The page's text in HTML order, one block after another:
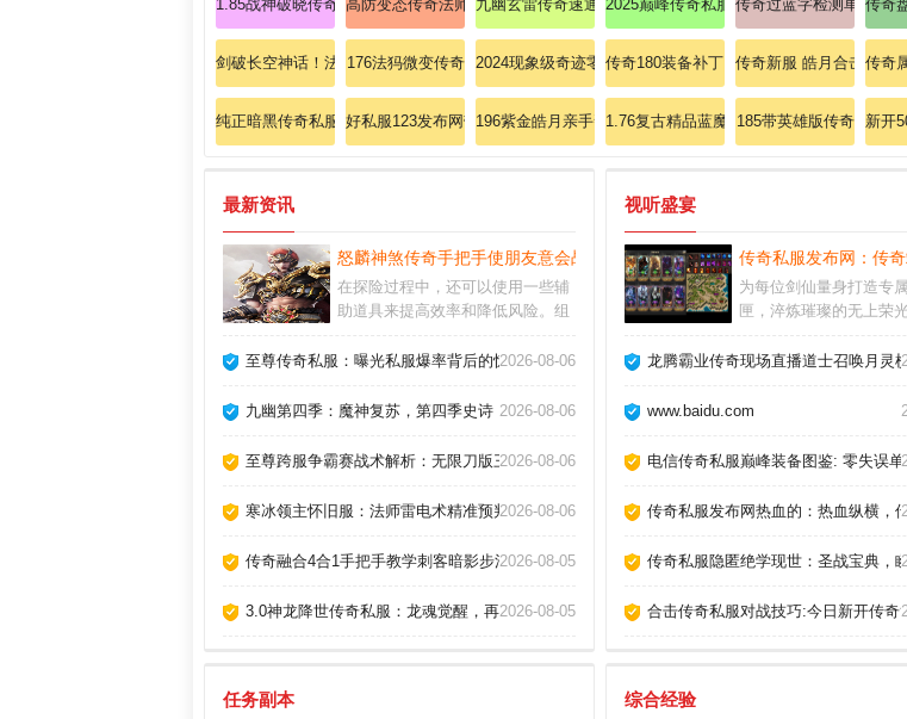
1.85战神破晓传奇私服：经典升级，王者归来，等你征服！
高防变态传奇法师速成手册：流星火雨秒杀祖玛教主全解析！
九幽玄雷传奇速通手册：道士如何驾驭地狱炎龙？
2025巅峰传奇私服巨制：跨服争霸，私服史
传奇过蓝字检测单纯提升
传奇
剑破长空神话！法师冰咆哮秒杀赤月恶魔技巧！
176法犸微变传奇 2024现象级奇迹零门槛带新手掌握法师黑龙波
传奇180装备补丁：分外快乐需求星王腰带(
传奇新服 皓月合击 传奇
纯正暗黑传奇私服：暗黑风格，经典传奇，征战暗黑大陆！
好私服123发布网带ip的196紫金皓月亲手帮朋友分别法师英雄刺杀剑术
1.76复古精品蓝魔传奇185带英雄版传奇 新开
最新资讯
怒麟神煞传奇手把手使朋友意会战士断空斩
在探险过程中，还可以使用一些辅
助道具来提高效率和降低风险。组
度，还能遇到更多志同道合的人。
屠城，历经重重困难，再创霸业。
至尊传奇私服：曝光私服爆率背后的惊人内幕！
2026-08-06
九幽第四季：魔神复苏，第四季史诗 2026-08-06
至尊跨服争霸赛战术解析：无限刀版三职业如何操控法师瞬发流星火雨？
2026-08-06
寒冰领主怀旧服：法师雷电术精准预判技巧三步速成
2026-08-06
传奇融合4合1手把手教学刺客暗影步法速成班
2026-08-05
3.0神龙降世传奇私服：龙魂觉醒，再创不朽神话！
2026-08-05
视听盛宴
传奇私服发布网：传
为每位剑仙量身打造专
匣，淬炼璀璨的无上荣
能匹配，道韵即时结算
主宰演绎，沉浸式的域
龙腾霸业传奇现场直播道士召唤月灵
www.baidu.com
电信传奇私服巅峰装备图鉴: 零失误
传奇私服发布网热血的：热血纵横，
传奇私服隐匿绝学现世：圣战宝典，
合击传奇私服对战技巧:今日新开传
任务副本 综合经验